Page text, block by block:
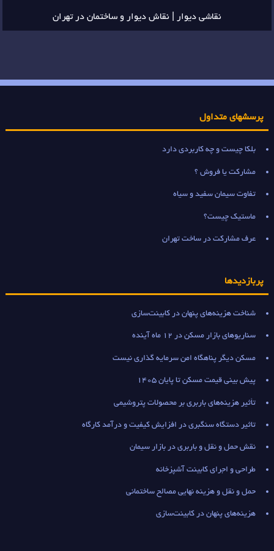
نقاشی دیوار | نقاش دیوار و ساختمان در تهران
پرسشهای متداول
بلکا چیست و چه کاربردی دارد
مشارکت یا فروش ؟
تفاوت سیمان سفید و سیاه
ماستیک چیست؟
عرف مشارکت در ساخت تهران
پربازدیدها
شناخت هزینه‌های پنهان در کابینت‌سازی
سناریوهای بازار مسکن در 12 ماه آینده
مسکن دیگر پناهگاه امن سرمایه گذاری نیست
پیش بینی قیمت مسکن تا پایان 1405
تأثیر هزینه‌های باربری بر محصولات پتروشیمی
تاثیر دستگاه سنگبری در افزایش کیفیت و درآمد کارگاه
نقش حمل و نقل و باربری در بازار سیمان
طراحی و اجرای کابینت آشپزخانه
حمل و نقل و هزینه نهایی مصالح ساختمانی
هزینه‌های پنهان در کابینت‌سازی